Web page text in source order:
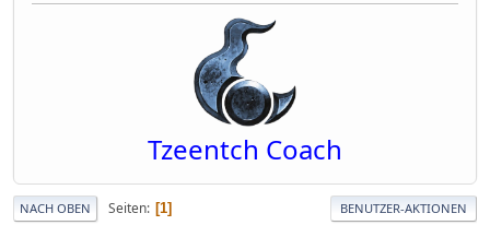
Tzeentch Coach
NACH OBEN Seiten 1 BENUTZER-AKTIONEN